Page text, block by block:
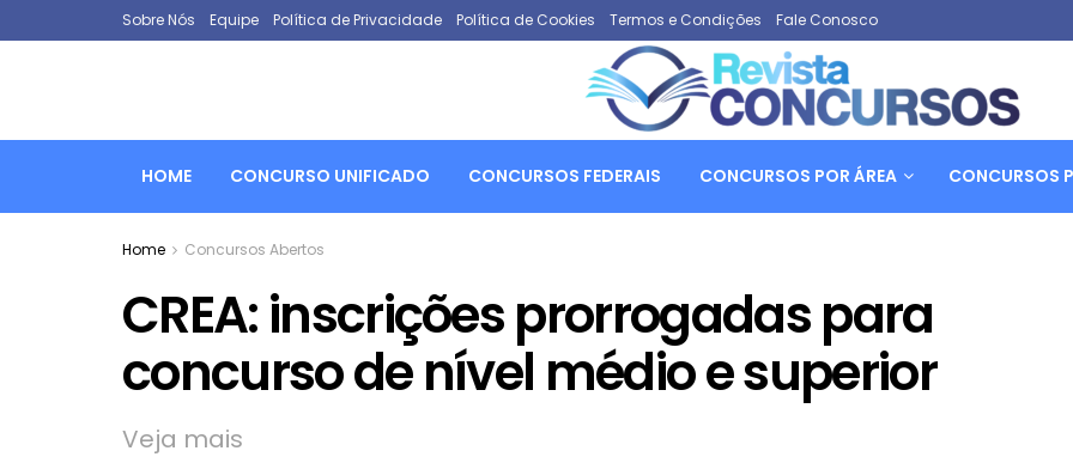
Sobre Nós Equipe Política de Privacidade Política de Cookies Termos e Condições Fale Conosco
HOME CONCURSO UNIFICADO CONCURSOS FEDERAIS CONCURSOS POR ÁREA CONCURSOS
Home Concursos Abertos
CREA: inscrições prorrogadas para
concurso de nível médio e superior
Veja mais